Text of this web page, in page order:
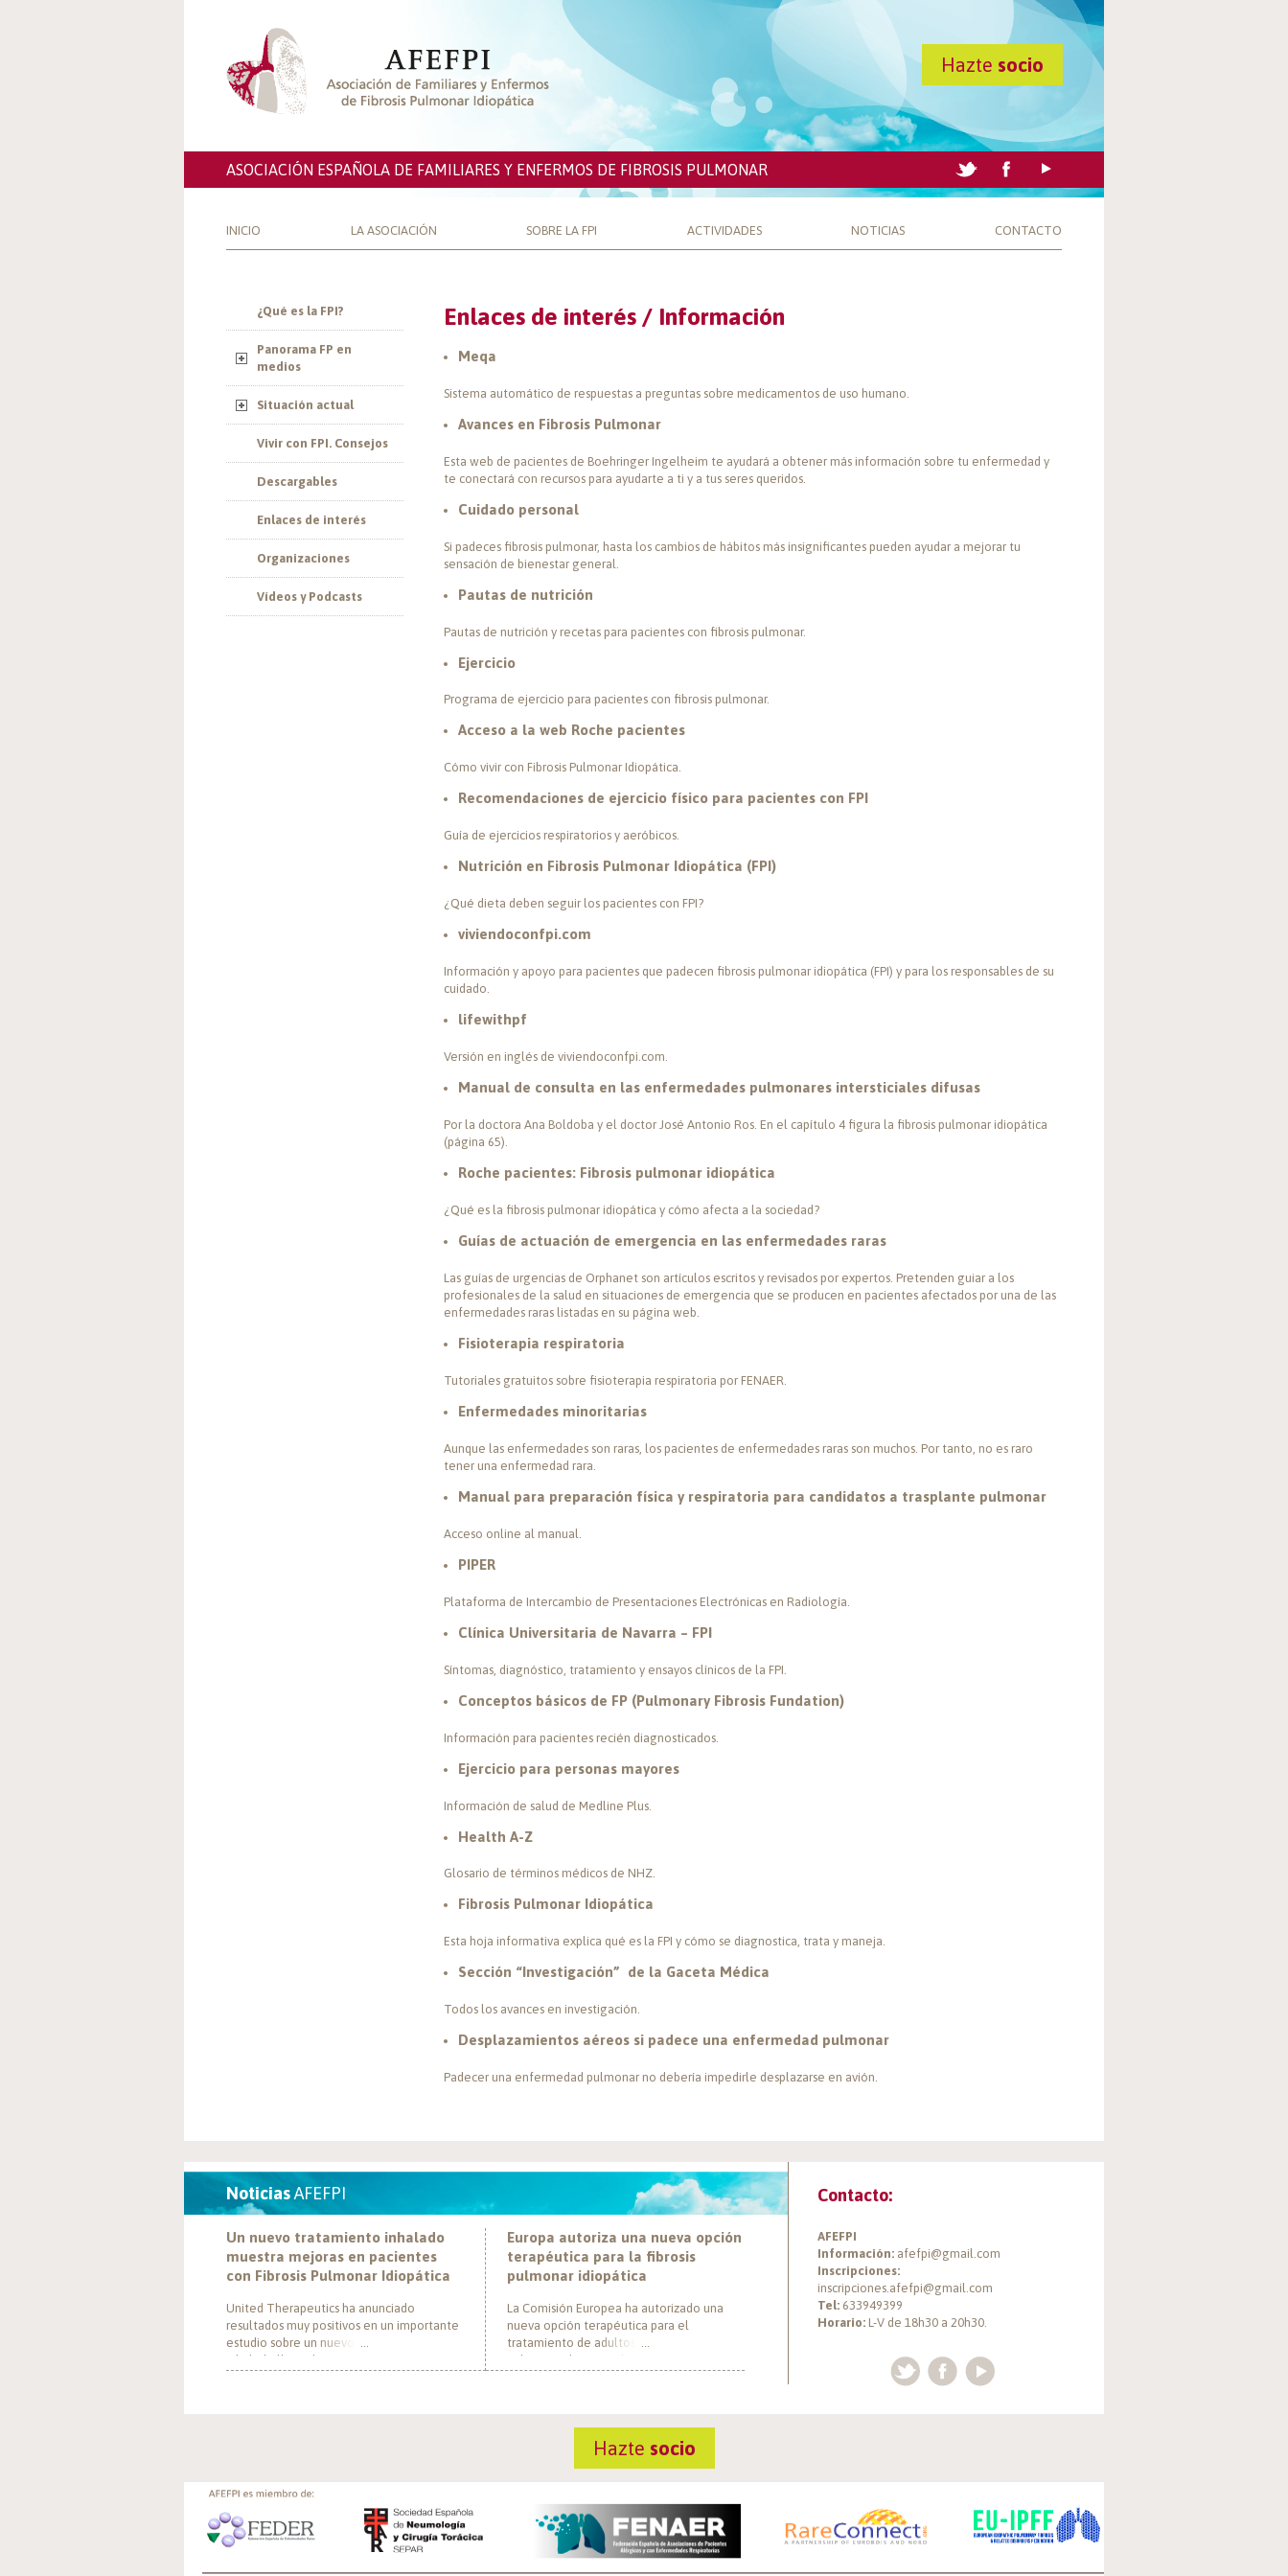
Hazte socio
ASOCIACIÓN ESPAÑOLA DE FAMILIARES Y ENFERMOS DE FIBROSIS PULMONAR
INICIO LA ASOCIACIÓN SOBRE LA FPI ACTIVIDADES NOTICIAS CONTACTO
¿Qué es la FPI?
Panorama FP en
medios
Situación actual
Vivir con FPI. Consejos
Descargables
Enlaces de interés
Organizaciones
Vídeos y Podcasts
Enlaces de interés / Información
Meqa
Sistema automático de respuestas a preguntas sobre medicamentos de uso humano.
Avances en Fibrosis Pulmonar
Esta web de pacientes de Boehringer Ingelheim te ayudará a obtener más información sobre tu enfermedad y
te conectará con recursos para ayudarte a ti y a tus seres queridos.
Cuidado personal
Si padeces fibrosis pulmonar, hasta los cambios de hábitos más insignificantes pueden ayudar a mejorar tu
sensación de bienestar general.
Pautas de nutrición
Pautas de nutrición y recetas para pacientes con fibrosis pulmonar.
Ejercicio
Programa de ejercicio para pacientes con fibrosis pulmonar.
Acceso a la web Roche pacientes
Cómo vivir con Fibrosis Pulmonar Idiopática.
Recomendaciones de ejercicio físico para pacientes con FPI
Guía de ejercicios respiratorios y aeróbicos.
Nutrición en Fibrosis Pulmonar Idiopática (FPI)
¿Qué dieta deben seguir los pacientes con FPI?
viviendoconfpi.com
Información y apoyo para pacientes que padecen fibrosis pulmonar idiopática (FPI) y para los responsables de su
cuidado.
lifewithpf
Versión en inglés de viviendoconfpi.com.
Manual de consulta en las enfermedades pulmonares intersticiales difusas
Por la doctora Ana Boldoba y el doctor José Antonio Ros. En el capítulo 4 figura la fibrosis pulmonar idiopática
(página 65).
Roche pacientes: Fibrosis pulmonar idiopática
¿Qué es la fibrosis pulmonar idiopática y cómo afecta a la sociedad?
Guías de actuación de emergencia en las enfermedades raras
Las guías de urgencias de Orphanet son artículos escritos y revisados por expertos. Pretenden guiar a los
profesionales de la salud en situaciones de emergencia que se producen en pacientes afectados por una de las
enfermedades raras listadas en su página web.
Fisioterapia respiratoria
Tutoriales gratuitos sobre fisioterapia respiratoria por FENAER.
Enfermedades minoritarias
Aunque las enfermedades son raras, los pacientes de enfermedades raras son muchos. Por tanto, no es raro
tener una enfermedad rara.
Manual para preparación física y respiratoria para candidatos a trasplante pulmonar
Acceso online al manual.
PIPER
Plataforma de Intercambio de Presentaciones Electrónicas en Radiología.
Clínica Universitaria de Navarra – FPI
Síntomas, diagnóstico, tratamiento y ensayos clínicos de la FPI.
Conceptos básicos de FP (Pulmonary Fibrosis Fundation)
Información para pacientes recién diagnosticados.
Ejercicio para personas mayores
Información de salud de Medline Plus.
Health A-Z
Glosario de términos médicos de NHZ.
Fibrosis Pulmonar Idiopática
Esta hoja informativa explica qué es la FPI y cómo se diagnostica, trata y maneja.
Sección “Investigación” de la Gaceta Médica
Todos los avances en investigación.
Desplazamientos aéreos si padece una enfermedad pulmonar
Padecer una enfermedad pulmonar no debería impedirle desplazarse en avión.
NoticiasAFEFPI
Un nuevo tratamiento inhalado
muestra mejoras en pacientes
con Fibrosis Pulmonar Idiopática
United Therapeutics ha anunciado
resultados muy positivos en un importante
estudio sobre un nuevo tratamiento
inhalado llamado Tyvaso, dirigido a
Europa autoriza una nueva opción
terapéutica para la fibrosis
pulmonar idiopática
La Comisión Europea ha autorizado una
nueva opción terapéutica para el
tratamiento de adultos con fibrosis
pulmonar idiopática (FPI), marcando un hito
década. El medicamento, nerandomilast,
actúa mediante la inhibición preferencial
Contacto:
AFEFPI
Información: afefpi@gmail.com
Inscripciones:
inscripciones.afefpi@gmail.com
Tel: 633949399
Horario: L-V de 18h30 a 20h30.
Hazte socio